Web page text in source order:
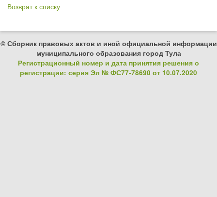
Возврат к списку
© Сборник правовых актов и иной официальной информации
муниципального образования город Тула
Регистрационный номер и дата принятия решения о
регистрации: серия Эл № ФС77-78690 от 10.07.2020